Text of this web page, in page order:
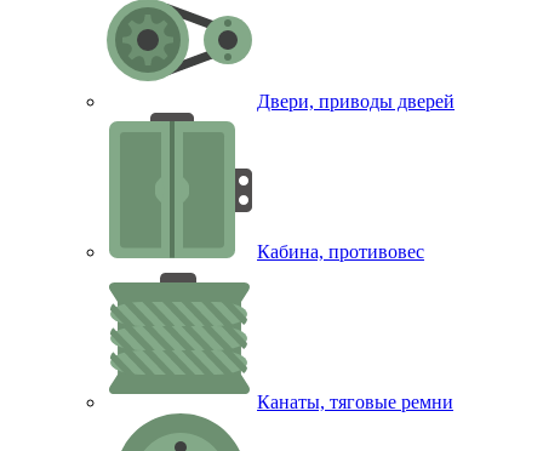
Двери, приводы дверей
Кабина, противовес
Канаты, тяговые ремни